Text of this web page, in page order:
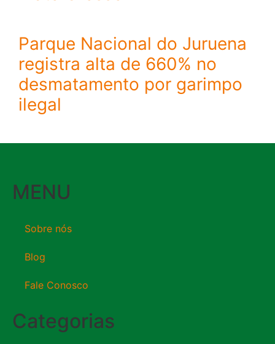
Parque Nacional do Juruena
registra alta de 660% no
desmatamento por garimpo
ilegal
MENU
Sobre nós
Blog
Fale Conosco
Categorias